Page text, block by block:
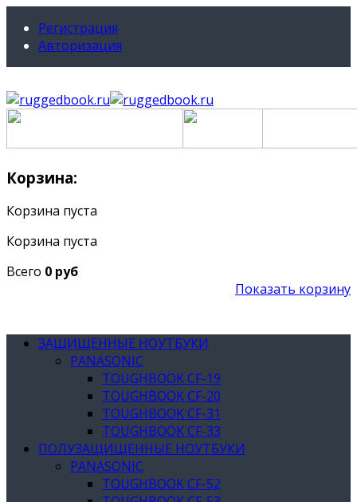
Регистрация
Авторизация
Корзина:
Корзина пуста
Корзина пуста
Всего 0 руб
Показать корзину
ЗАЩИЩЕННЫЕ НОУТБУКИ
PANASONIC
TOUGHBOOK CF-19
TOUGHBOOK CF-20
TOUGHBOOK CF-31
TOUGHBOOK CF-33
ПОЛУЗАЩИЩЕННЫЕ НОУТБУКИ
PANASONIC
TOUGHBOOK CF-52